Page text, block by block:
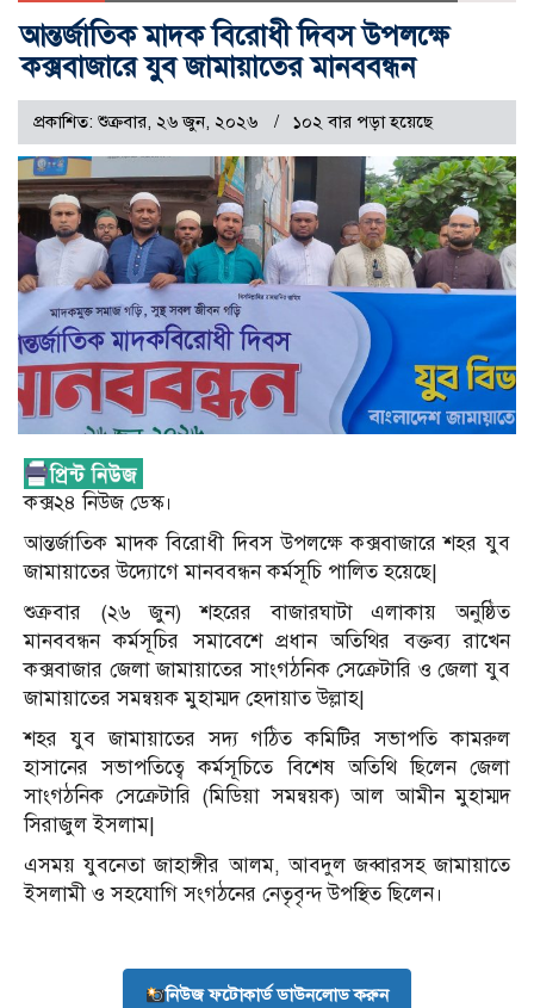
আন্তর্জাতিক মাদক বিরোধী দিবস উপলক্ষে
কক্সবাজারে যুব জামায়াতের মানববন্ধন
প্রকাশিত: শুক্রবার, ২৬ জুন, ২০২৬ ১০২ বার পড়া হয়েছে
কক্স২৪ নিউজ ডেস্ক।
আন্তর্জাতিক মাদক বিরোধী দিবস উপলক্ষে কক্সবাজারে শহর যুব
জামায়াতের উদ্যোগে মানববন্ধন কর্মসূচি পালিত হয়েছে|
শুক্রবার (২৬ জুন) শহরের বাজারঘাটা এলাকায় অনুষ্ঠিত
মানববন্ধন কর্মসূচির সমাবেশে প্রধান অতিথির বক্তব্য রাখেন
কক্সবাজার জেলা জামায়াতের সাংগঠনিক সেক্রেটারি ও জেলা যুব
জামায়াতের সমন্বয়ক মুহাম্মদ হেদায়াত উল্লাহ|
শহর যুব জামায়াতের সদ্য গঠিত কমিটির সভাপতি কামরুল
হাসানের সভাপতিত্বে কর্মসূচিতে বিশেষ অতিথি ছিলেন জেলা
সাংগঠনিক সেক্রেটারি (মিডিয়া সমন্বয়ক) আল আমীন মুহাম্মদ
সিরাজুল ইসলাম|
এসময় যুবনেতা জাহাঙ্গীর আলম, আবদুল জব্বারসহ জামায়াতে
ইসলামী ও সহযোগি সংগঠনের নেতৃবৃন্দ উপস্থিত ছিলেন।
নিউজ ফটোকার্ড ডাউনলোড করুন